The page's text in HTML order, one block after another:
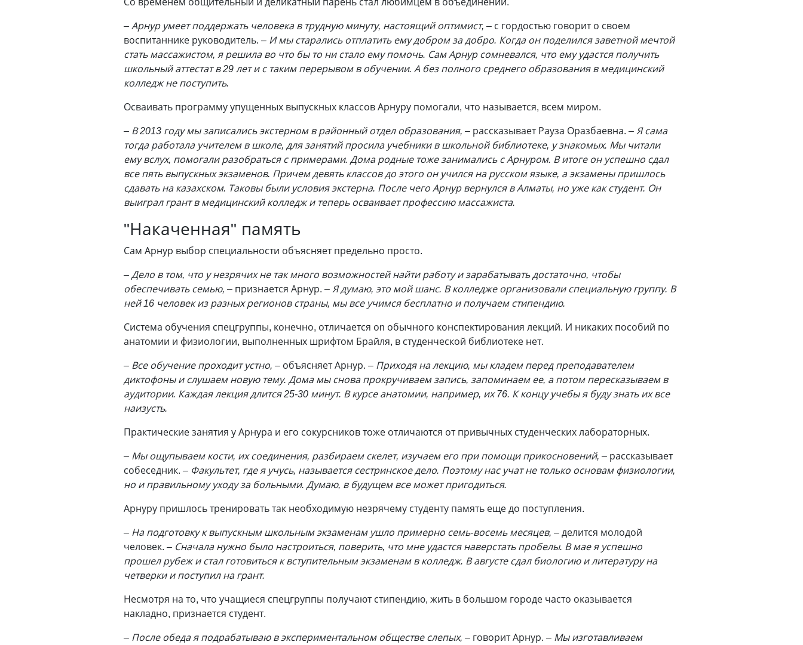
– Арнур умеет поддержать человека в трудную минуту, настоящий оптимист, – с гордостью говорит о своем
воспитаннике руководитель. – И мы старались отплатить ему добром за добро. Когда он поделился заветной мечтой
стать массажистом, я решила во что бы то ни стало ему помочь. Сам Арнур сомневался, что ему удастся получить
школьный аттестат в 29 лет и с таким перерывом в обучении. А без полного среднего образования в медицинский
колледж не поступить.
Осваивать программу упущенных выпускных классов Арнуру помогали, что называется, всем миром.
– В 2013 году мы записались экстерном в районный отдел образования, – рассказывает Рауза Оразбаевна. – Я сама
тогда работала учителем в школе, для занятий просила учебники в школьной библиотеке, у знакомых. Мы читали
ему вслух, помогали разобраться с примерами. Дома родные тоже занимались с Арнуром. В итоге он успешно сдал
все пять выпускных экзаменов. Причем девять классов до этого он учился на русском языке, а экзамены пришлось
сдавать на казахском. Таковы были условия экстерна. После чего Арнур вернулся в Алматы, но уже как студент. Он
выиграл грант в медицинский колледж и теперь осваивает профессию массажиста.
"Накаченная" память
Сам Арнур выбор специальности объясняет предельно просто.
– Дело в том, что у незрячих не так много возможностей найти работу и зарабатывать достаточно, чтобы
обеспечивать семью, – признается Арнур. –Я думаю, это мой шанс. В колледже организовали специальную группу. В
ней 16 человек из разных регионов страны, мы все учимся бесплатно и получаем стипендию.
Система обучения спецгруппы, конечно, отличается оn обычного конспектирования лекций. И никаких пособий по
анатомии и физиологии, выполненных шрифтом Брайля, в студенческой библиотеке нет.
– Все обучение проходит устно, – объясняет Арнур. – Приходя на лекцию, мы кладем перед преподавателем
диктофоны и слушаем новую тему. Дома мы снова прокручиваем запись, запоминаем ее, а потом пересказываем в
аудитории. Каждая лекция длится 25-30 минут. В курсе анатомии, например, их 76. К концу учебы я буду знать их все
наизусть.
Практические занятия у Арнура и его сокурсников тоже отличаются от привычных студенческих лабораторных.
– Мы ощупываем кости, их соединения, разбираем скелет, изучаем его при помощи прикосновений, – рассказывает
собеседник. – Факультет, где я учусь, называется сестринское дело. Поэтому нас учат не только основам физиологии,
но и правильному уходу за больными. Думаю, в будущем все может пригодиться.
Арнуру пришлось тренировать так необходимую незрячему студенту память еще до поступления.
– На подготовку к выпускным школьным экзаменам ушло примерно семь-восемь месяцев, –делится молодой
человек. – Сначала нужно было настроиться, поверить, что мне удастся наверстать пробелы. В мае я успешно
прошел рубеж и стал готовиться к вступительным экзаменам в колледж. В августе сдал биологию и литературу на
четверки и поступил на грант.
Несмотря на то, что учащиеся спецгруппы получают стипендию, жить в большом городе часто оказывается
накладно, признается студент.
– После обеда я подрабатываю в экспериментальном обществе слепых, – говорит Арнур. – Мы изготавливаем